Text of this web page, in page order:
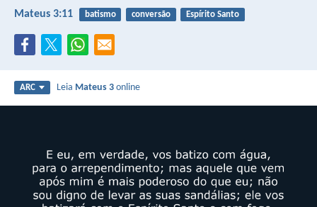
Mateus 3:11 batismo conversão Espírito Santo
ARC Leia Mateus 3 online